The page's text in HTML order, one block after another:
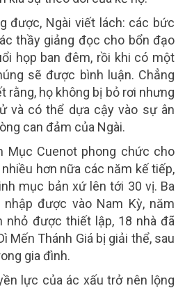
được, Ngài viết lách: các bức
thầy giảng đọc cho bổn đạo
họp ban đêm, rồi khi có một
sẽ được bình luận. Chẳng
rằng, họ không bị bỏ rơi nhưng
và có thể dựa cậy vào sự ân
can đảm của Ngài.
Mục Cuenot phong chức cho
hơn nữa các năm kế tiếp,
mục bản xứ lên tới 30 vị. Ba
được vào Nam Kỳ, năm
nhỏ được thiết lập, 18 nhà đã
Mến Thánh Giá bị giải thể, sau
gia đình.
lực của ác xấu trở nên lộng